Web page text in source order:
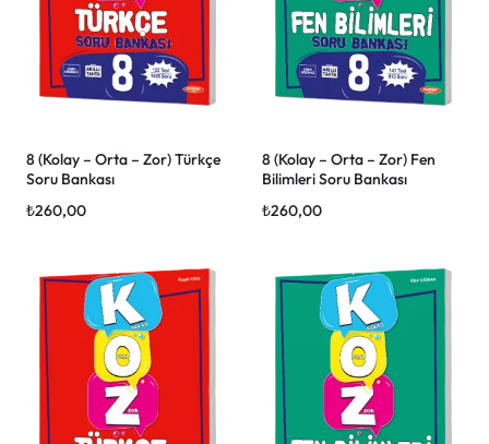
8 (Kolay – Orta – Zor) Türkçe
Soru Bankası
₺260,00
8 (Kolay – Orta – Zor) Fen
Bilimleri Soru Bankası
₺260,00